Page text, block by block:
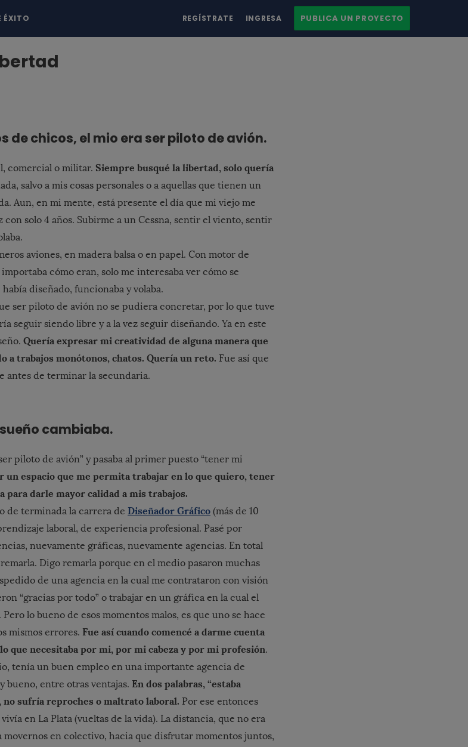
ÉXITO REGÍSTRATE INGRESA PUBLICA UN PROYECTO
de chicos, el mio era ser piloto de avión.
comercial o militar. Siempre busqué la libertad, solo quería
salvo a mis cosas personales o a aquellas que tienen un
Aun, en mi mente, está presente el día que mi viejo me
solo 4 años. Subirme a un Cessna, sentir el viento, sentir
aviones, en madera balsa o en papel. Con motor de
cómo eran, solo me interesaba ver cómo se
diseñado, funcionaba y volaba.
ser piloto de avión no se pudiera concretar, por lo que tuve
seguir siendo libre y a la vez seguir diseñando. Ya en este
Quería expresar mi creatividad de alguna manera que
a trabajos monótonos, chatos. Quería un reto. Fue así que
antes de terminar la secundaria.
cambiaba.
piloto de avión” y pasaba al primer puesto “tener mi
un espacio que me permita trabajar en lo que quiero, tener
darle mayor calidad a mis trabajos.
de terminada la carrera de Diseñador Gráfico (más de 10
laboral, de experiencia profesional. Pasé por
nuevamente gráficas, nuevamente agencias. En total
Digo remarla porque en el medio pasaron muchas
de una agencia en la cual me contrataron con visión
“gracias por todo” o trabajar en un gráfica en la cual el
lo bueno de esos momentos malos, es que uno se hace
mismos errores. Fue así cuando comencé a darme cuenta
que necesitaba por mi, por mi cabeza y por mi profesión.
tenía un buen empleo en una importante agencia de
bueno, entre otras ventajas. En dos palabras, “estaba
no sufría reproches o maltrato laboral. Por ese entonces
en La Plata (vueltas de la vida). La distancia, que no era
movernos en colectivo, hacia que disfrutar momentos juntos,